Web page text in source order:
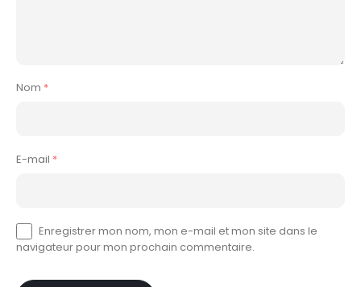
Nom *
E-mail *
Enregistrer mon nom, mon e-mail et mon site dans le
navigateur pour mon prochain commentaire.